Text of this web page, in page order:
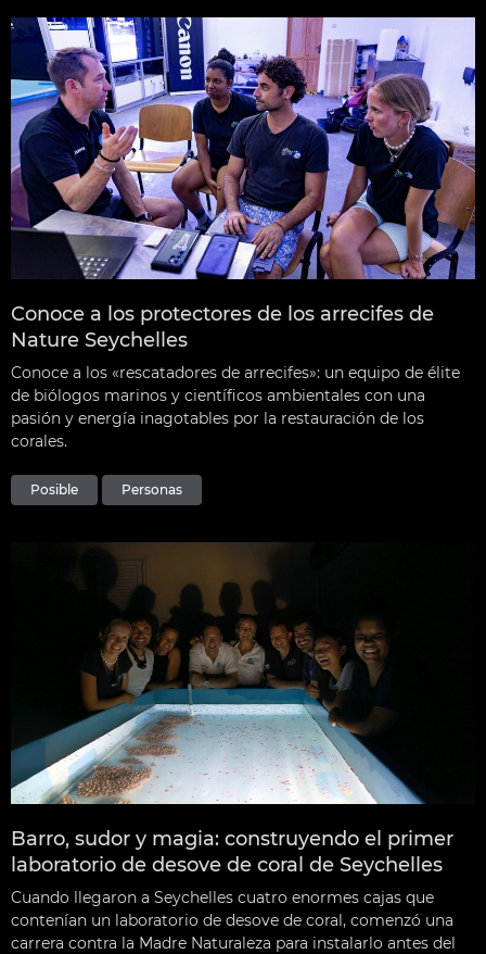
Conoce a los protectores de los arrecifes de
Nature Seychelles
Conoce a los «rescatadores de arrecifes»: un equipo de élite
de biólogos marinos y científicos ambientales con una
pasión y energía inagotables por la restauración de los
corales.
Posible Personas
Barro, sudor y magia: construyendo el primer
laboratorio de desove de coral de Seychelles
Cuando llegaron a Seychelles cuatro enormes cajas que
contenían un laboratorio de desove de coral, comenzó una
carrera contra la Madre Naturaleza para instalarlo antes del